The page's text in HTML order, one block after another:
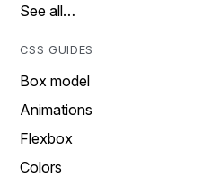
See all…
CSS GUIDES
Box model
Animations
Flexbox
Colors